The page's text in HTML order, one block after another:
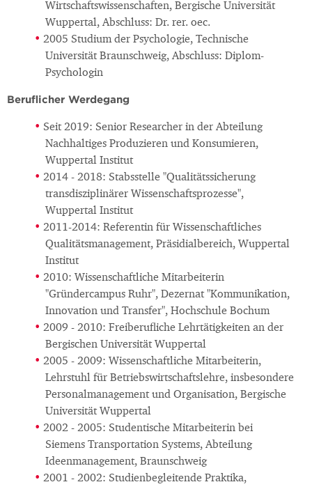
Wirtschaftswissenschaften, Bergische Universität
Wuppertal, Abschluss: Dr. rer. oec.
2005 Studium der Psychologie, Technische
Universität Braunschweig, Abschluss: Diplom-
Psychologin
Beruflicher Werdegang
Seit 2019: Senior Researcher in der Abteilung
Nachhaltiges Produzieren und Konsumieren,
Wuppertal Institut
2014 - 2018: Stabsstelle "Qualitätssicherung
transdisziplinärer Wissenschaftsprozesse",
Wuppertal Institut
2011-2014: Referentin für Wissenschaftliches
Qualitätsmanagement, Präsidialbereich, Wuppertal
Institut
2010: Wissenschaftliche Mitarbeiterin
"Gründercampus Ruhr", Dezernat "Kommunikation,
Innovation und Transfer", Hochschule Bochum
2009 - 2010: Freiberufliche Lehrtätigkeiten an der
Bergischen Universität Wuppertal
2005 - 2009: Wissenschaftliche Mitarbeiterin,
Lehrstuhl für Betriebswirtschaftslehre, insbesondere
Personalmanagement und Organisation, Bergische
Universität Wuppertal
2002 - 2005: Studentische Mitarbeiterin bei
Siemens Transportation Systems, Abteilung
Ideenmanagement, Braunschweig
2001 - 2002: Studienbegleitende Praktika,